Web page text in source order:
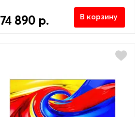
74 890 р. В корзину